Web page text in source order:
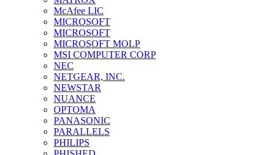
McAfee LIC
MICROSOFT
MICROSOFT
MICROSOFT MOLP
MSI COMPUTER CORP
NEC
NETGEAR, INC.
NEWSTAR
NUANCE
OPTOMA
PANASONIC
PARALLELS
PHILIPS